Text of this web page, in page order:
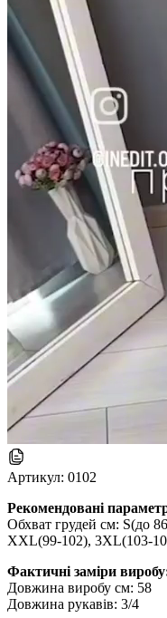
Артикул: 0102
Рекомендовані
Обхват грудей см: S(до
XXL(99-102), 3XL(103-
Фактичні заміри
Довжина виробу см: 58
Довжина рукавів: 3/4